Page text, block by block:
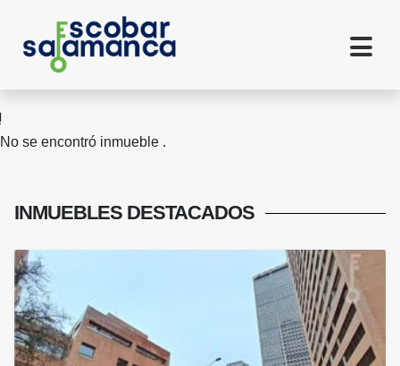
No se encontró inmueble .
INMUEBLES DESTACADOS